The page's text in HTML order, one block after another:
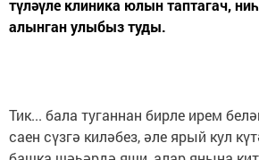
түләүле клиника юлын таптагач,
алынган улыбыз туды.
Тик... бала туганнан бирле ирем
саен сүзгә киләбез, әле ярый кул